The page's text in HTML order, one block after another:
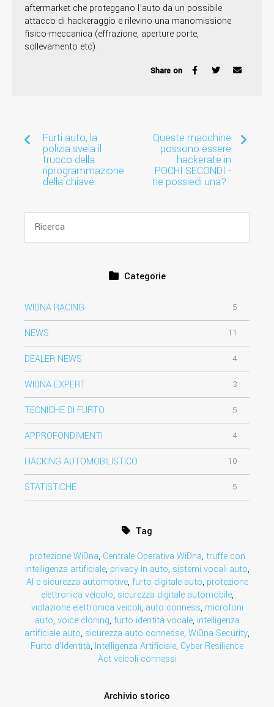
aftermarket che proteggano l’auto da un possibile
attacco di hackeraggio e rilevino una manomissione
fisico-meccanica (effrazione, aperture porte,
sollevamento etc).
Share on
Furti auto, la
polizia svela il
trucco della
riprogrammazione
della chiave.
Queste macchine
possono essere
hackerate in
POCHI SECONDI -
ne possiedi una?
Categorie
WIDNA RACING 5
NEWS 11
DEALER NEWS 4
WIDNA EXPERT 3
TECNICHE DI FURTO 5
APPROFONDIMENTI 4
HACKING AUTOMOBILISTICO 10
STATISTICHE 5
Tag
protezione WiDna, Centrale Operativa WiDna, truffe con
intelligenza artificiale, privacy in auto, sistemi vocali auto,
AI e sicurezza automotive, furto digitale auto, protezione
elettronica veicolo, sicurezza digitale automobile,
violazione elettronica veicoli, auto conness, microfoni
auto, voice cloning, furto identità vocale, intelligenza
artificiale auto, sicurezza auto connesse, WiDna Security,
Furto d’Identità, Intelligenza Artificiale, Cyber Resilience
Act veicoli connessi
Archivio storico